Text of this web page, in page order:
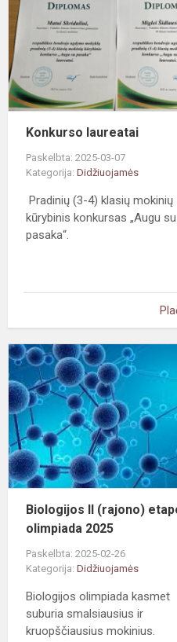
sėkmė
dailės
olimpiadoje
Konkurso laureatai
Paskelbta: 2025-03-07
Kategorija:Didžiuojamės
Pradinių (3-4) klasių mokinių
kūrybinis konkursas „Augu su
pasaka“.
Sėkmingas
pasirodymas
Lietuvos
mokinių
istorijos
olimpiados...
Biologijos II (rajono)
olimpiada 2025
Paskelbta: 2025-02-26
Kategorija:Didžiuojamės
Biologijos olimpiada kasmet
suburia smalsiausius ir
kruopščiausius mokinius.